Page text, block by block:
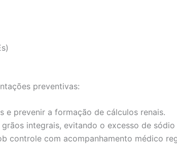
preventivas:
e prevenir a formação de cálculos renais.
integrais, evitando o excesso de sódio
controle com acompanhamento médico